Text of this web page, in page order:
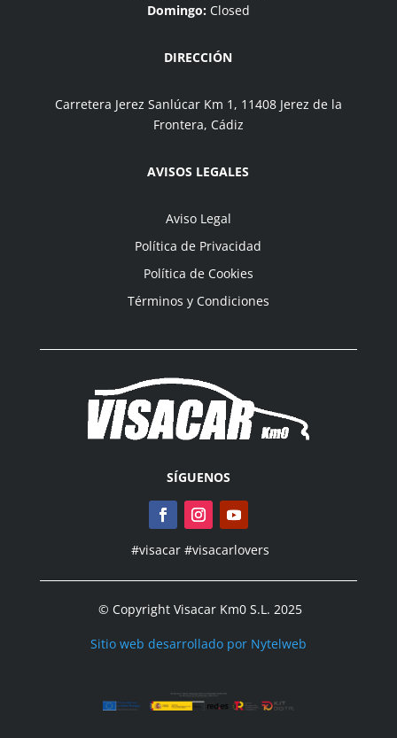
Domingo:Closed
DIRECCIÓN
Carretera Jerez Sanlúcar Km 1, 11408 Jerez de la
Frontera, Cádiz
AVISOS LEGALES
Aviso Legal
Política de Privacidad
Política de Cookies
Términos y Condiciones
SÍGUENOS
#visacar #visacarlovers
© Copyright Visacar Km0 S.L. 2025
Sitio web desarrollado por Nytelweb